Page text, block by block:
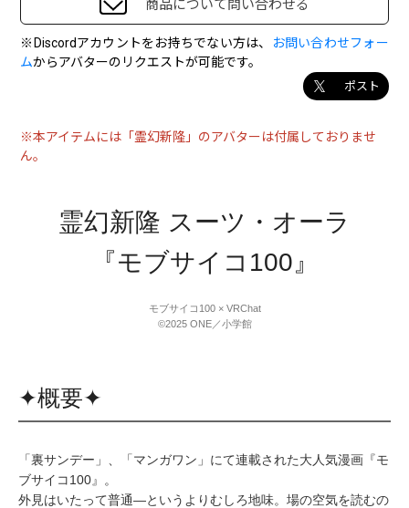
ポスト
商品について問い合わせる
※Discordアカウントをお持ちでない方は、
お問い合わせフォー
ムからアバターのリクエストが可能です。
※本アイテムには「霊幻新隆」のアバターは付属しておりませ
ん。
霊幻新隆 スーツ・オーラ
『モブサイコ100』
モブサイコ100 × VRChat
©2025 ONE／小学館
✦概要✦
「裏サンデー」、「マンガワン」にて連載された大人気漫画『モ
ブサイコ100』。
外見はいたって普通―というよりむしろ地味。場の空気を読むの